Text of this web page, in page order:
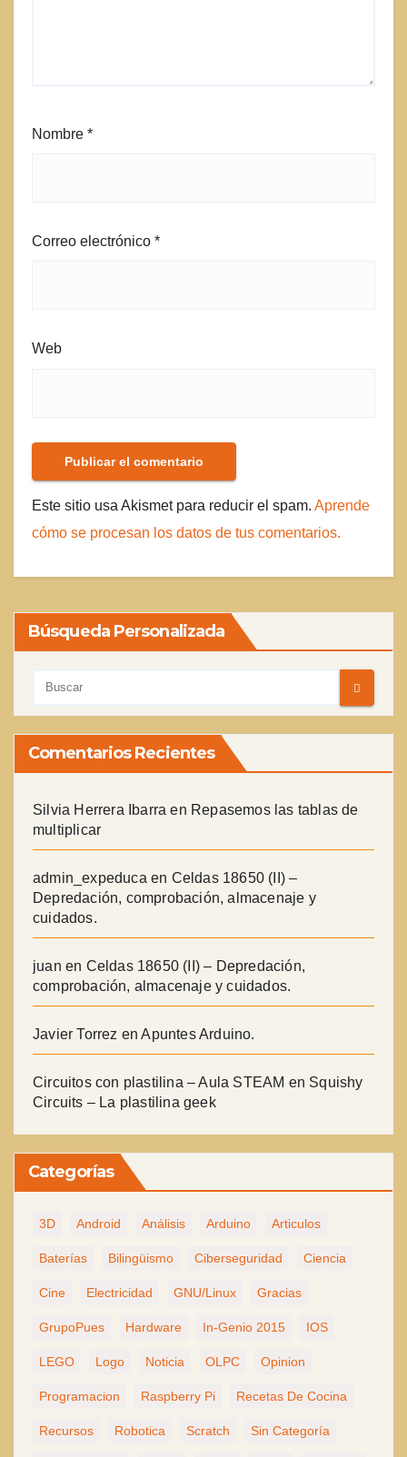
Nombre *
Correo electrónico *
Web
Este sitio usa Akismet para reducir el spam. Aprende
cómo se procesan los datos de tus comentarios.
Búsqueda Personalizada
Comentarios Recientes
Silvia Herrera Ibarra en Repasemos las tablas de
multiplicar
admin_expeduca en Celdas 18650 (II) –
Depredación, comprobación, almacenaje y
cuidados.
juan en Celdas 18650 (II) – Depredación,
comprobación, almacenaje y cuidados.
Javier Torrez enApuntes Arduino.
Circuitos con plastilina – Aula STEAM en Squishy
Circuits – La plastilina geek
Categorías
3D Android Análisis Arduino Articulos
Baterías Bilingüismo Ciberseguridad Ciencia
Cine Electricidad GNU/Linux Gracias
GrupoPues Hardware In-Genio 2015 IOS
LEGO Logo Noticia OLPC Opinion
Programacion Raspberry Pi Recetas De Cocina
Recursos Robotica Scratch Sin Categoría